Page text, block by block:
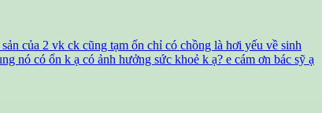
của 2 vk ck cũng tạm ổn chỉ có chồng là hơi yếu về sinh
nó có ổn k ạ có ảnh hưởng sức khoẻ k ạ? e cám ơn bác sỹ ạ